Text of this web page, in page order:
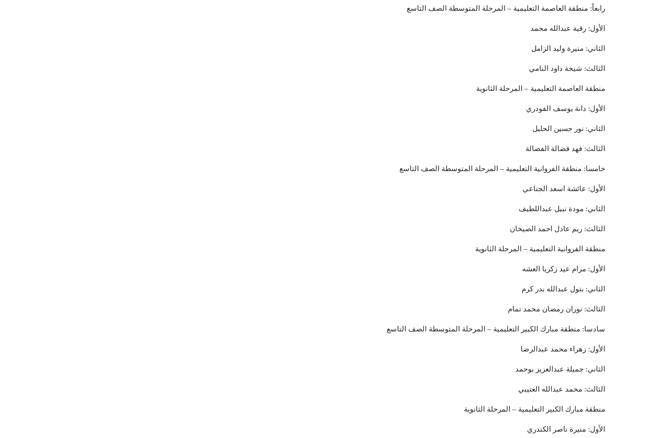
رابعاً: منطقة العاصمة التعليمية – المرحلة المتوسطة الصف التاسع
الأول: رقية عبدالله محمد
الثاني: منيرة وليد الزامل
الثالث: شيخة داود النامي
منطقة العاصمة التعليمية – المرحلة الثانوية
الأول: دانة يوسف الفودري
الثاني: نور حسين الحليل
الثالث: فهد فضالة الفضالة
خامسا: منطقة الفروانية التعليمية – المرحلة المتوسطة الصف التاسع
الأول: عائشة اسعد الجناعي
الثاني: مودة نبيل عبداللطيف
الثالث: ريم عادل احمد الصيخان
منطقة الفروانية التعليمية – المرحلة الثانوية
الأول: مرام عيد زكريا العشه
الثاني: بتول عبدالله بدر كرم
الثالث: نوران رمضان محمد تمام
سادسا: منطقة مبارك الكبير التعليمية – المرحلة المتوسطة الصف التاسع
الأول: زهراء محمد عبدالرضا
الثاني: جميلة عبدالعزيز بوحمد
الثالث: محمد عبدالله العتيبي
منطقة مبارك الكبير التعليمية – المرحلة الثانوية
الأول: منيرة ناصر الكندري